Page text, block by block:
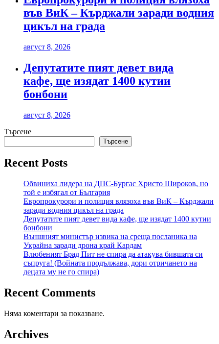
във ВиК – Кърджали заради водния
цикъл на града
август 8, 2026
Депутатите пият девет вида
кафе, ще изядат 1400 кутии
бонбони
август 8, 2026
Търсене
Търсене
Recent Posts
Обвиниха лидера на ДПС-Бургас Христо Широков, но
той е избягал от България
Европрокурори и полиция влязоха във ВиК – Кърджали
заради водния цикъл на града
Депутатите пият девет вида кафе, ще изядат 1400 кутии
бонбони
Външният министър извика на среща посланика на
Украйна заради дрона край Кардам
Влюбеният Брад Пит не спира да атакува бившата си
съпруга! (Войната продължава, дори отричането на
децата му не го спира)
Recent Comments
Няма коментари за показване.
Archives